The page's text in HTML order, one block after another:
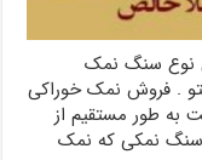
نوع سنگ نمک
. فروش نمک خوراکی
به طور مستقیم از
سنگ نمکی که نمک